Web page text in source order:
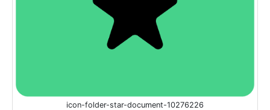
icon-folder-star-document-10276226